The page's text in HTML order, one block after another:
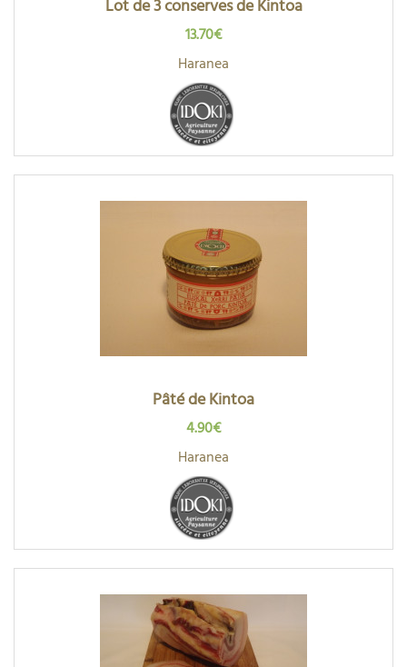
Lot de 3 conserves de Kintoa
13.70€
Haranea
Pâté de Kintoa
4.90€
Haranea